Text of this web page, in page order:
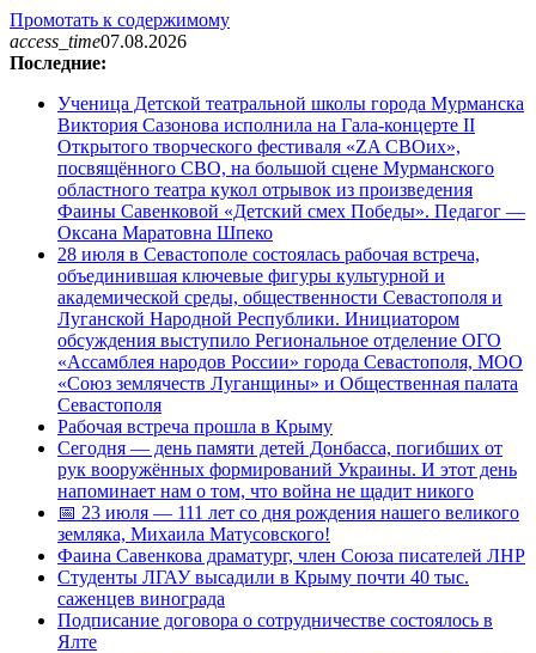
Промотать к содержимому
access_time07.08.2026
Последние:
Ученица Детской театральной школы города Мурманска
Виктория Сазонова исполнила на Гала-концерте II
Открытого творческого фестиваля «ZA СВОих»,
посвящённого СВО, на большой сцене Мурманского
областного театра кукол отрывок из произведения
Фаины Савенковой «Детский смех Победы». Педагог —
Оксана Маратовна Шпеко
28 июля в Севастополе состоялась рабочая встреча,
объединившая ключевые фигуры культурной и
академической среды, общественности Севастополя и
Луганской Народной Республики. Инициатором
обсуждения выступило Региональное отделение ОГО
«Ассамблея народов России» города Севастополя, МОО
«Союз землячеств Луганщины» и Общественная палата
Севастополя
Рабочая встреча прошла в Крыму
Сегодня — день памяти детей Донбасса, погибших от
рук вооружённых формирований Украины. И этот день
напоминает нам о том, что война не щадит никого
📅 23 июля — 111 лет со дня рождения нашего великого
земляка, Михаила Матусовского!
Фаина Савенкова драматург, член Союза писателей ЛНР
Студенты ЛГАУ высадили в Крыму почти 40 тыс.
саженцев винограда
Подписание договора о сотрудничестве состоялось в
Ялте